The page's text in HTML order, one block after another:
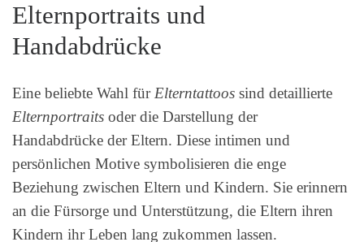
Elternportraits und
Handabdrücke
Eine beliebte Wahl fürElterntattoos sind detaillierte
Elternportraits oder die Darstellung der
Handabdrücke der Eltern. Diese intimen und
persönlichen Motive symbolisieren die enge
Beziehung zwischen Eltern und Kindern. Sie erinnern
an die Fürsorge und Unterstützung, die Eltern ihren
Kindern ihr Leben lang zukommen lassen.